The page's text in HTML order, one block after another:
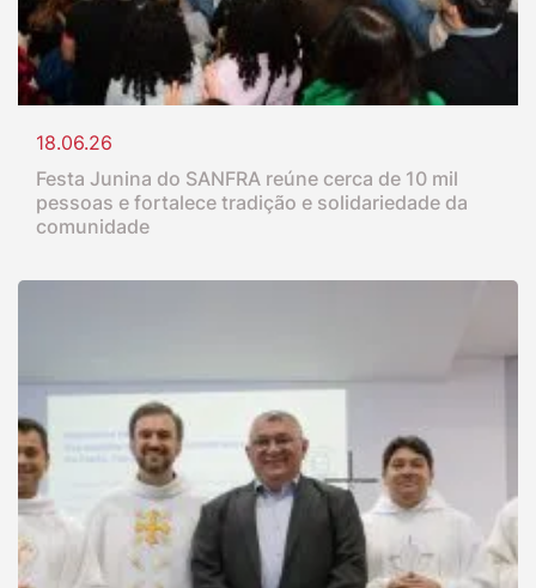
18.06.26
Festa Junina do SANFRA reúne cerca de 10 mil
pessoas e fortalece tradição e solidariedade da
comunidade